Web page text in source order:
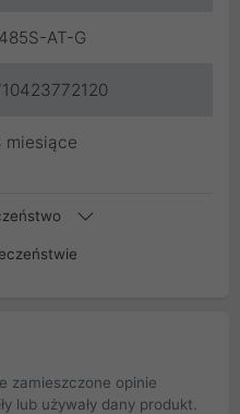
AT-G
miesiące
zamieszczone opinie
lub używały dany produkt.